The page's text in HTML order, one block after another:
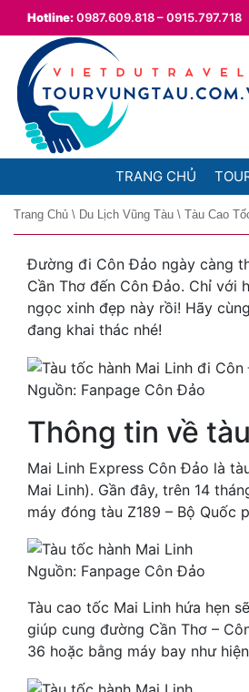
Hotline:0987.609.818 – 0915.797.718
TRANG CHỦ
Trang Chủ \ Du Lịch Vũng Tàu \ Tàu Cao
Đường đi Côn Đảo ngày càng
Cần Thơ đến Côn Đảo. Chỉ với
ngọc xinh đẹp này rồi! Hãy
đang khai thác nhé!
Nguồn: Fanpage Côn Đảo
Thông tin về
Mai Linh Express Côn Đảo là
Mai Linh). Gần đây, trên 14
máy đóng tàu Z189 – Bộ Quốc
Nguồn: Fanpage Côn Đảo
Tàu cao tốc Mai Linh hứa hẹn
giúp cung đường Cần Thơ –
36 hoặc bằng máy bay như